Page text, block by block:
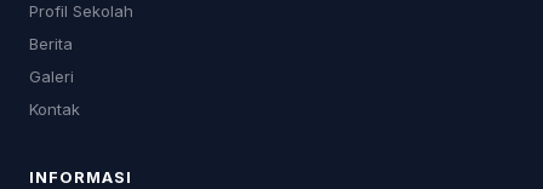
Profil Sekolah
Berita
Galeri
Kontak
INFORMASI